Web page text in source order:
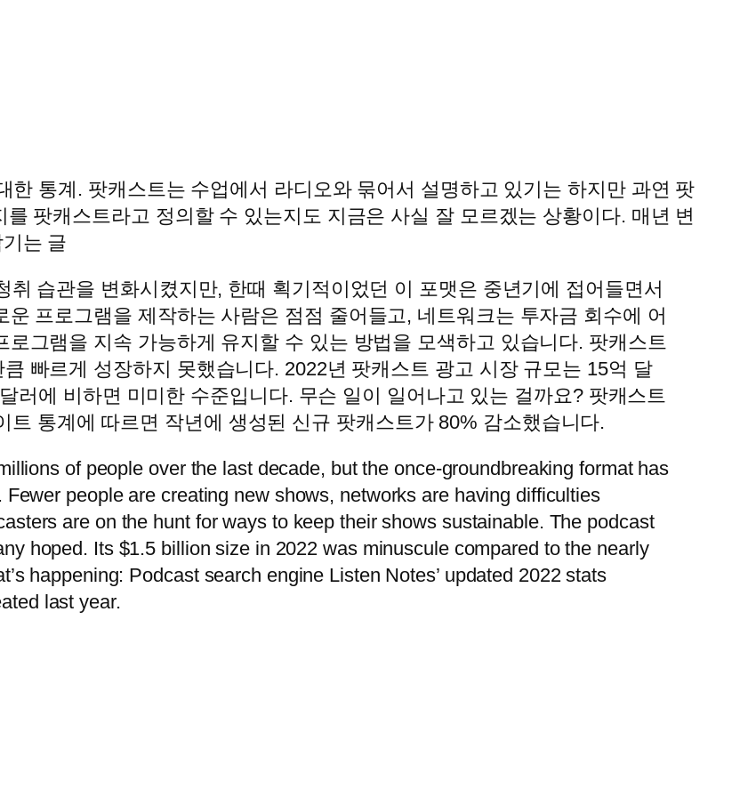
한 통계. 팟캐스트는 수업에서 라디오와 묶어서 설명하고 있기는 하지만 과연 팟
팟캐스트라고 정의할 수 있는지도 지금은 사실 잘 모르겠는 상황이다. 매년 변
는 글
습관을 변화시켰지만, 한때 획기적이었던 이 포맷은 중년기에 접어들면서
프로그램을 제작하는 사람은 점점 줄어들고, 네트워크는 투자금 회수에 어
그램을 지속 가능하게 유지할 수 있는 방법을 모색하고 있습니다. 팟캐스트
빠르게 성장하지 못했습니다. 2022년 팟캐스트 광고 시장 규모는 15억 달
러에 비하면 미미한 수준입니다. 무슨 일이 일어나고 있는 걸까요? 팟캐스트
트 통계에 따르면 작년에 생성된 신규 팟캐스트가 80% 감소했습니다.
of people over the last decade, but the once-groundbreaking format has
people are creating new shows, networks are having difficulties
are on the hunt for ways to keep their shows sustainable. The podcast
hoped. Its $1.5 billion size in 2022 was minuscule compared to the nearly
happening: Podcast search engine Listen Notes’ updated 2022 stats
last year.